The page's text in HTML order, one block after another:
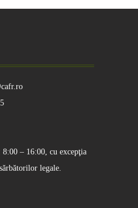
– 16:00, cu excepţia
legale.